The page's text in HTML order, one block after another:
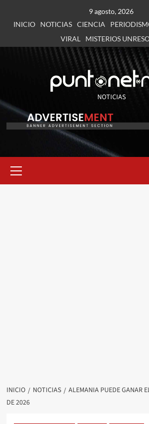
9 agosto, 2026
INICIO
NOTICIAS CIENCIA
VIRAL
MISTERIOS
NOTICIAS
INICIO NOTICIAS
ALEMANIA PUEDE GANAR
DE 2026